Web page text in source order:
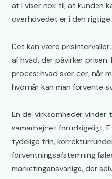
at I viser nok til, at kunden
overhovedet er i den rigtige
Det kan være
af hvad, der påvirker
proces: hvad sker der, når
hvornår kan man forvente
En del virksomheder vinder
samarbejdet forudsigeligt.
tydelige trin,
forventningsafstemning
marketingansvarlige, der